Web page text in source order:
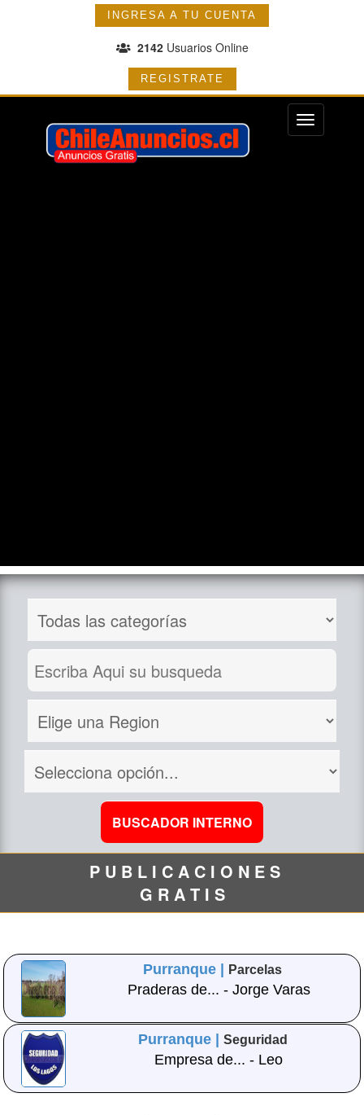
INGRESA A TU CUENTA
2142Usuarios Online
REGISTRATE
Menu
P U B L I C A C I O N E S
G R A T I S
Purranque | Parcelas
Praderas de... - Jorge Varas
Purranque | Seguridad
Empresa de... - Leo